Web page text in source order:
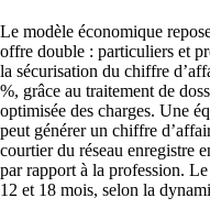
Le modèle économique
offre double : particuliers et
la sécurisation du chiffre
%, grâce au traitement de
optimisée des charges. Une
peut générer un chiffre
courtier du réseau enregistre
par rapport à la profession.
12 et 18 mois, selon la